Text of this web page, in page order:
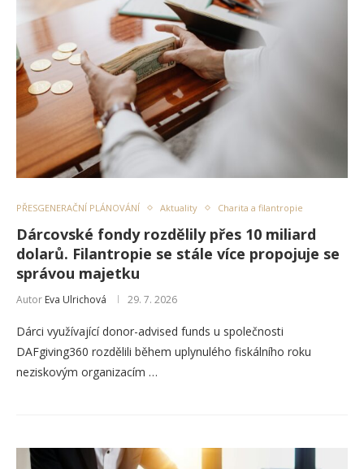
PŘESGENERAČNÍ PLÁNOVÁNÍ Aktuality Charita a filantropie
Dárcovské fondy rozdělily přes 10 miliard
dolarů. Filantropie se stále více propojuje se
správou majetku
Autor Eva Ulrichová 29. 7. 2026
Dárci využívající donor-advised funds u společnosti
DAFgiving360 rozdělili během uplynulého fiskálního roku
neziskovým organizacím …